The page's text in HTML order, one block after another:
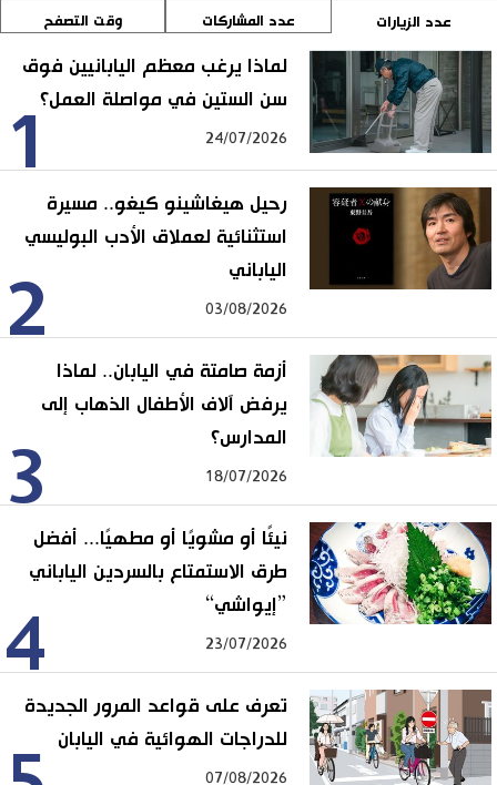
عدد الزيارات عدد المشاركات وقت التصفح
1
لماذا يرغب معظم اليابانيين فوق
سن الستين في مواصلة العمل؟
24/07/2026
2
رحيل هيغاشينو كيغو.. مسيرة
استثنائية لعملاق الأدب البوليسي
الياباني
03/08/2026
3
أزمة صامتة في اليابان.. لماذا
يرفض آلاف الأطفال الذهاب إلى
المدارس؟
18/07/2026
4
نيئًا أو مشويًا أو مطهيًا... أفضل
طرق الاستمتاع بالسردين الياباني
”إيواشي“
23/07/2026
تعرف على قواعد المرور الجديدة
للدراجات الهوائية في اليابان
07/08/2026